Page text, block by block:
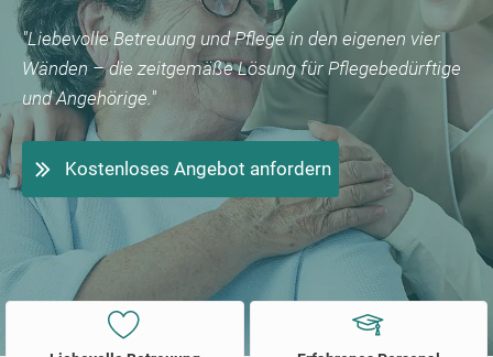
"Liebevolle Betreuung und Pflege in den eigenen vier
Wänden – die zeitgemäße Lösung für Pflegebedürftige
und Angehörige."
Kostenloses Angebot anfordern